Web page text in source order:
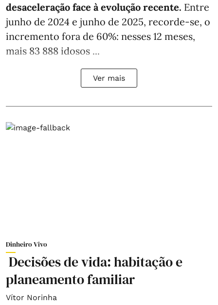
desaceleração face à evolução recente. Entre
junho de 2024 e junho de 2025, recorde-se, o
incremento fora de 60%: nesses 12 meses,
mais 83 888 idosos ...
Ver mais
Dinheiro Vivo
Decisões de vida: habitação e
planeamento familiar
Vítor Norinha